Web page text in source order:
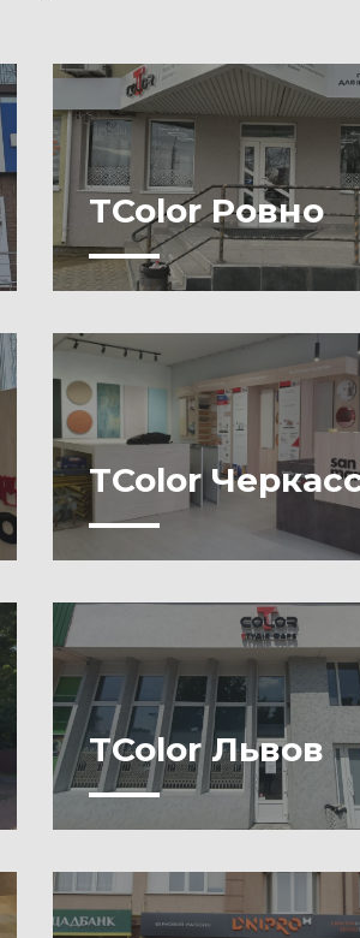
TColor Ровно
TColor
TColor Львов